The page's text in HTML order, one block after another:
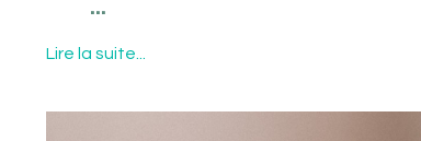
Lire la suite...